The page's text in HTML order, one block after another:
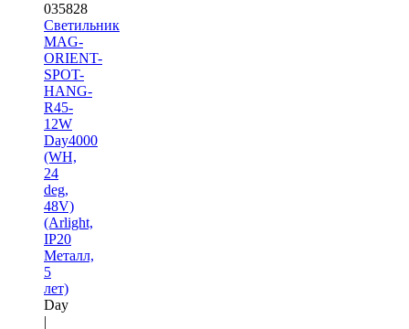
035828
Светильник
MAG-
ORIENT-
SPOT-
HANG-
R45-
12W
Day4000
(WH,
24
deg,
48V)
(Arlight,
IP20
Металл,
5
лет)
Day
|